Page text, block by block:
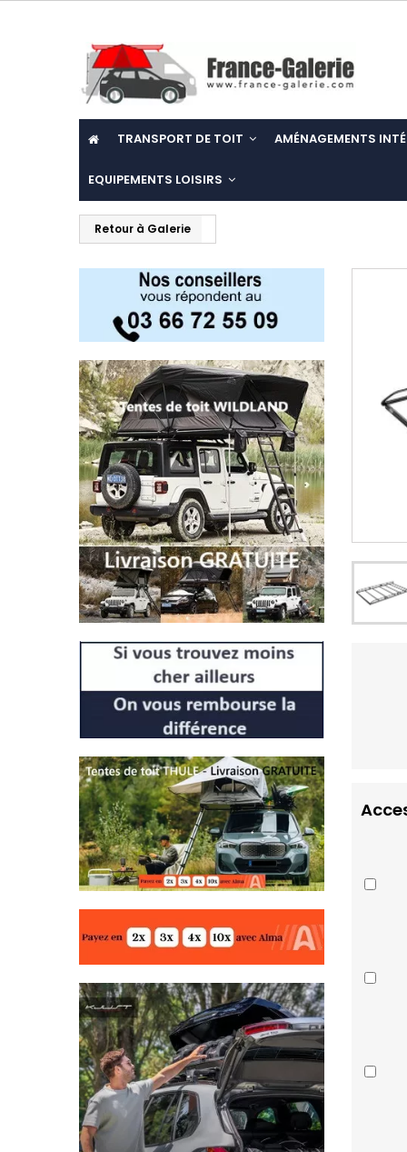
TRANSPORT DE TOIT AMÉNAGEMENTS
EQUIPEMENTS LOISIRS
Retour à Galerie